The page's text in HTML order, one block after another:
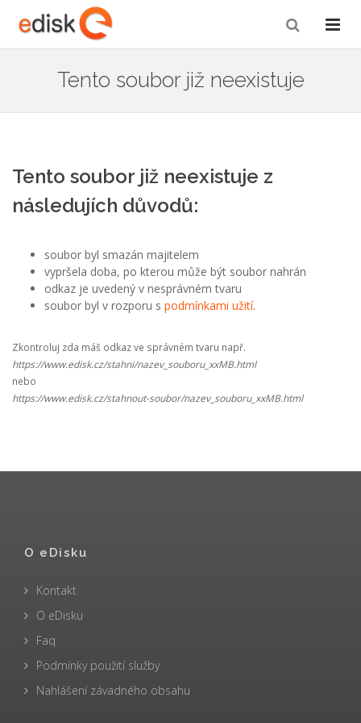
Tento soubor již neexistuje
Tento soubor již neexistuje z
následujích důvodů:
soubor byl smazán majitelem
vypršela doba, po kterou může být soubor nahrán
odkaz je uvedený v nesprávném tvaru
soubor byl v rozporu s podmínkami užití.
Zkontroluj zda máš odkaz ve správném tvaru např.
https://www.edisk.cz/stahni/nazev_souboru_xxMB.html
nebo
https://www.edisk.cz/stahnout-soubor/nazev_souboru_xxMB.html
O eDisku
Kontakt
O eDisku
Faq
Podmínky použití služby
Nahlášení závadného obsahu